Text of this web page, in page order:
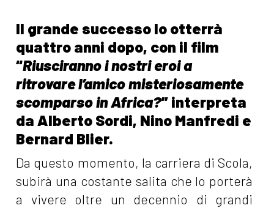
Il grande successo lo otterrà
quattro anni dopo, con il film
“Riusciranno i nostri eroi a
ritrovare l’amico misteriosamente
scomparso in Africa?” interpreta
da Alberto Sordi, Nino Manfredi e
Bernard Blier.
Da questo momento, la carriera di Scola,
subirà una costante salita che lo porterà
a vivere oltre un decennio di grandi